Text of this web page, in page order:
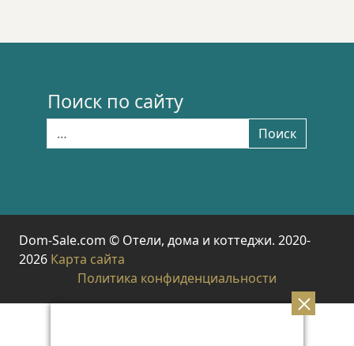
Поиск по сайту
Поиск
Dom-Sale.com © Отели, дома и коттеджи. 2020-
2026 Карта сайта
Политика конфиденциальности